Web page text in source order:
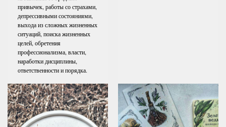
привычек, работы со страхами,
депрессивными состояниями,
выхода из сложных жизненных
ситуаций, поиска жизненных
целей, обретения
профессионализма, власти,
наработки дисциплины,
ответственности и порядка.